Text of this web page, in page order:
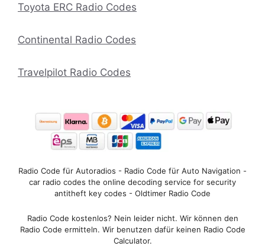
Toyota ERC Radio Codes
Continental Radio Codes
Travelpilot Radio Codes
Radio Code für Autoradios - Radio Code für Auto Navigation -
car radio codes the online decoding service for security
antitheft key codes - Oldtimer Radio Code
Radio Code kostenlos? Nein leider nicht. Wir können den
Radio Code ermitteln. Wir benutzen dafür keinen Radio Code
Calculator.